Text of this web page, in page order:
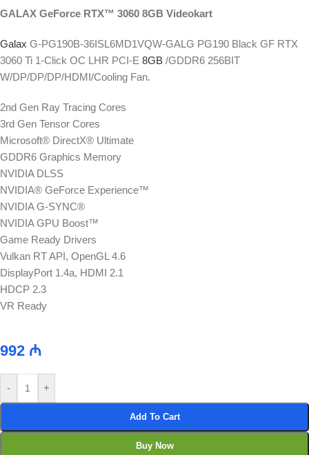
GALAX GeForce RTX™ 3060 8GB Videokart
Galax G-PG190B-36ISL6MD1VQW-GALG PG190 Black GF RTX
3060 Ti 1-Click OC LHR PCI-E 8GB /GDDR6 256BIT
W/DP/DP/DP/HDMI/Cooling Fan.
2nd Gen Ray Tracing Cores
3rd Gen Tensor Cores
Microsoft® DirectX® Ultimate
GDDR6 Graphics Memory
NVIDIA DLSS
NVIDIA® GeForce Experience™
NVIDIA G-SYNC®
NVIDIA GPU Boost™
Game Ready Drivers
Vulkan RT API, OpenGL 4.6
DisplayPort 1.4a, HDMI 2.1
HDCP 2.3
VR Ready
992 ₼
- +
Add To Cart
Buy Now